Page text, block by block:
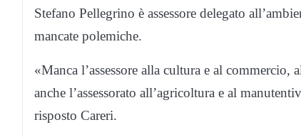
Stefano Pellegrino è assessore delegato
mancate polemiche.
«Manca l’assessore alla cultura e al
anche l’assessorato all’agricoltura e al
risposto Careri.